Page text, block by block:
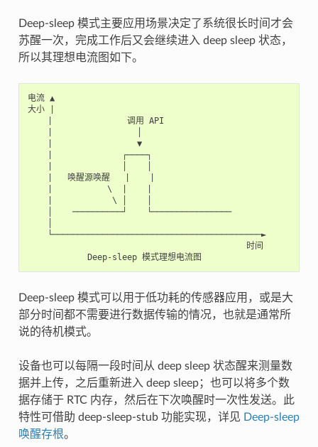
Deep-sleep 模式主要应用场景决定了系统很长时间才会
苏醒一次，完成工作后又会继续进入 deep sleep 状态，
所以其理想电流图如下。
电流 ▲
大小 |
    |               调用 API
    |                 ▼
    |              ┌────┐
    |   唤醒源唤醒   |    |
    |           \  |    |
    |            \ │    │
    │    ──────────┘    └────────────────
    └──────────────────────────────────────────►
                                            时间
Deep-sleep 模式可以用于低功耗的传感器应用，或是大
部分时间都不需要进行数据传输的情况，也就是通常所
说的待机模式。
设备也可以每隔一段时间从 deep sleep 状态醒来测量数
据并上传，之后重新进入 deep sleep；也可以将多个数
据存储于 RTC 内存，然后在下次唤醒时一次性发送。此
特性可借助 deep-sleep-stub 功能实现，详见 Deep-sleep
唤醒存根。